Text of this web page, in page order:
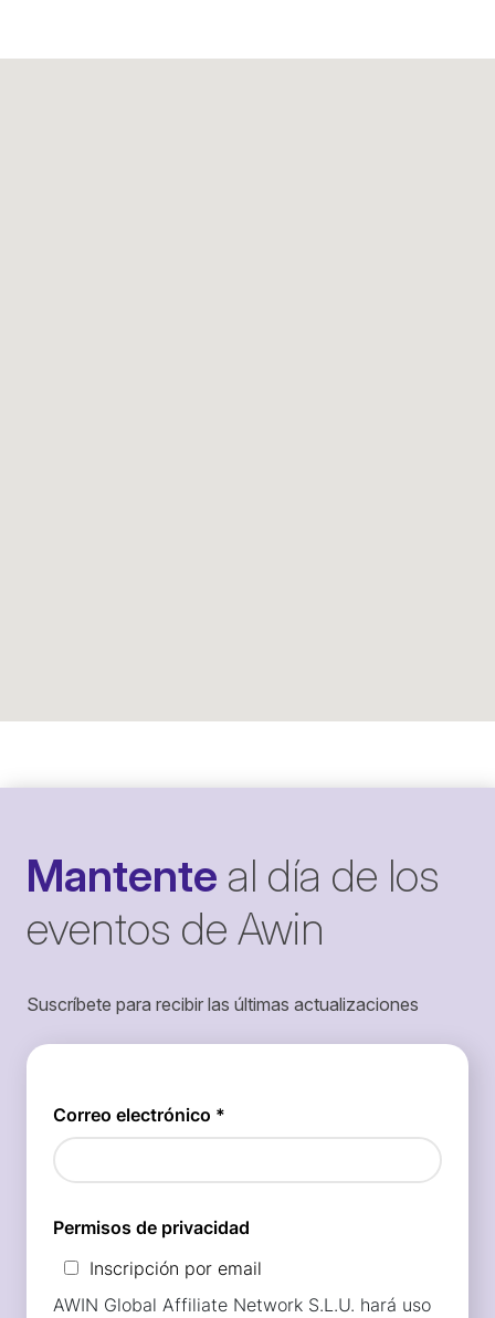
Mantente al día de los
eventos de Awin
Suscríbete para recibir las últimas actualizaciones